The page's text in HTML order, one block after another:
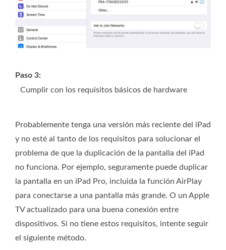
Paso 3:
Cumplir con los requisitos básicos de hardware
Probablemente tenga una versión más reciente del iPad
y no esté al tanto de los requisitos para solucionar el
problema de que la duplicación de la pantalla del iPad
no funciona. Por ejemplo, seguramente puede duplicar
la pantalla en un iPad Pro, incluida la función AirPlay
para conectarse a una pantalla más grande. O un Apple
TV actualizado para una buena conexión entre
dispositivos. Si no tiene estos requisitos, intente seguir
el siguiente método.